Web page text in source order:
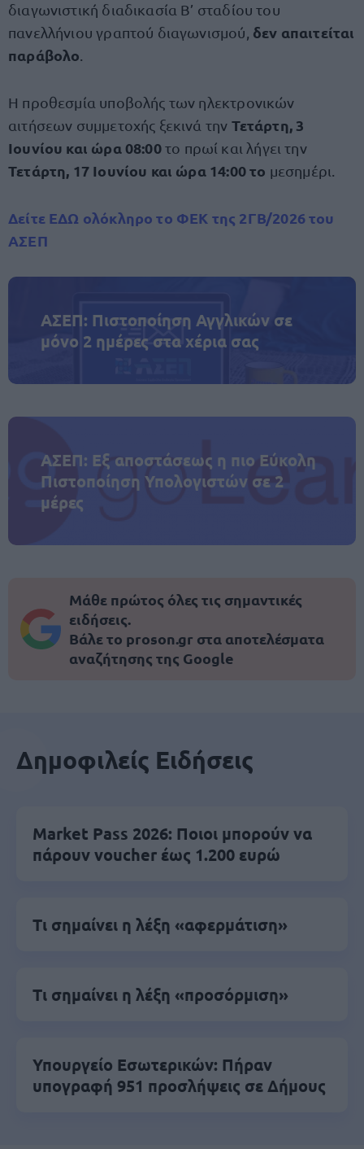
διαγωνιστική διαδικασία Β’ σταδίου του
πανελλήνιου γραπτού διαγωνισμού, δεν απαιτείται
παράβολο
Η προθεσμία υποβολής των ηλεκτρονικών
αιτήσεων συμμετοχής ξεκινά την Τετάρτη, 3
Ιουνίου και ώρα 08:00το πρωί και λήγει την
Τετάρτη, 17 Ιουνίου και ώρα 14:00 το μεσημέρι.
Δείτε ΕΔΩ ολόκληρο το ΦΕΚ της 2ΓΒ/2026 του
ΑΣΕΠ
ΑΣΕΠ: Πιστοποίηση Αγγλικών σε
μόνο 2 ημέρες στα χέρια σας
ΑΣΕΠ: Εξ αποστάσεως η πιο Εύκολη
Πιστοποίηση Υπολογιστών σε 2
μέρες
Μάθε πρώτος όλες τις σημαντικές
ειδήσεις.
Βάλε το proson.gr στα αποτελέσματα
αναζήτησης της Google
Δημοφιλείς Ειδήσεις
Market Pass 2026: Ποιοι μπορούν να
πάρουν voucher έως 1.200 ευρώ
Τι σημαίνει η λέξη «αφερμάτιση»
Τι σημαίνει η λέξη «προσόρμιση»
Υπουργείο Εσωτερικών: Πήραν
υπογραφή 951 προσλήψεις σε Δήμους